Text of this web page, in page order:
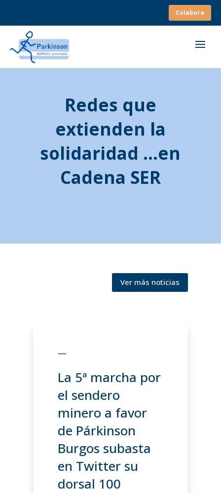
Colabora
Redes que
extienden la
solidaridad …en
Cadena SER
Ver más noticias
—
La 5ª marcha por
el sendero
minero a favor
de Párkinson
Burgos subasta
en Twitter su
dorsal 100